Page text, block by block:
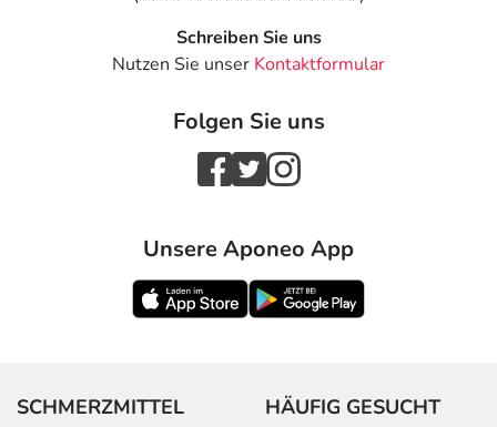
- Erhöhte Geräuschempfindlichkeit
- Trockene Nase
- Rachenentzündung
- Allergische Reaktionen
- Überempfindlichkeitsreaktionen der Haut, wie:
- Flüchtige, spontan auftretende Hautrötung mit
Hitzegefühl, vor allem im Gesicht (Flush)
- Pulsbeschleunigung
Schreiben Sie uns
Nutzen Sie unser Kontaktformular
Folgen Sie uns
Unsere Aponeo App
SCHMERZMITTEL HÄUFIG GESUCHT